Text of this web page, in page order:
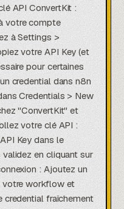
API ConvertKit :
votre compte
à Settings >
votre API Key (et
pour certaines
credential dans n8n
Credentials > New
"ConvertKit" et
votre clé API :
Key dans le
en cliquant sur
: Ajoutez un
votre workflow et
fraîchement